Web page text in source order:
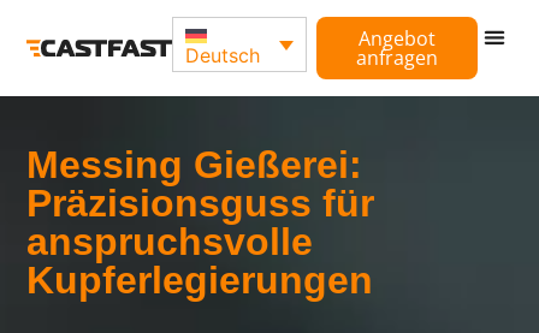
Angebot
anfragen
Deutsch
Messing Gießerei:
Präzisionsguss für
anspruchsvolle
Kupferlegierungen